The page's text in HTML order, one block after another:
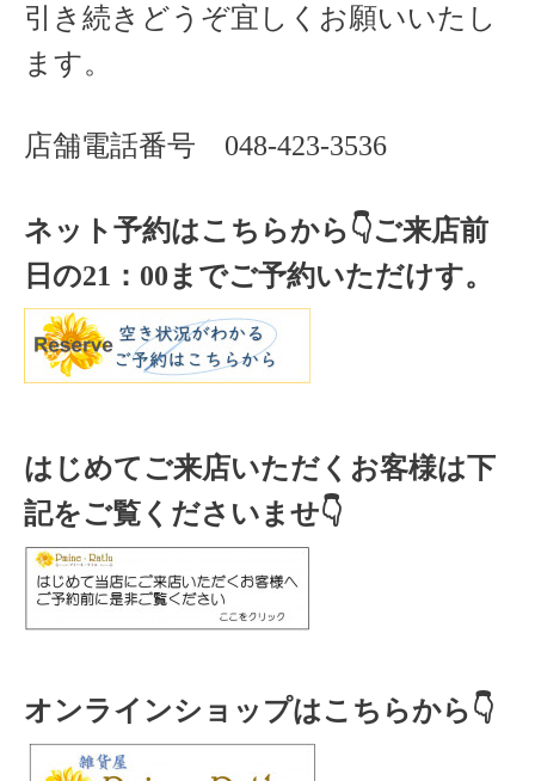
引き続きどうぞ宜しくお願いいたし
ます。
店舗電話番号 048-423-3536
ネット予約はこちらから👇ご来店前
日の21 ： 00までご予約いただけす。
はじめてご来店いただくお客様は下
記をご覧くださいませ👇
オンラインショップはこちらから👇